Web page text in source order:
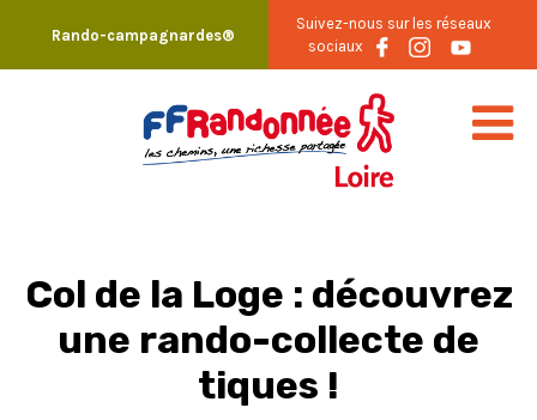
content
Rando-campagnardes®
Suivez-nous sur les réseaux
sociaux
Col de la Loge : découvrez
une rando-collecte de
tiques !